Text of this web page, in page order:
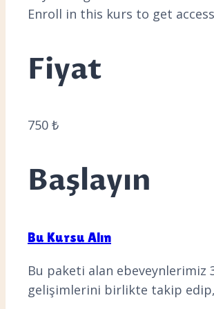
Enroll in this kurs to get access
Fiyat
750 ₺
Başlayın
Bu Kursu Alın
Bu paketi alan ebeveynlerimiz
gelişimlerini birlikte takip